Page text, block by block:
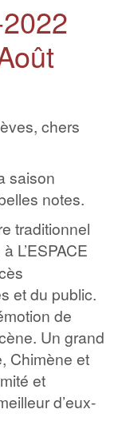
chers
saison
notes.
traditionnel
L’ESPACE
et du public.
de
Un grand
Chimène et
et
d’eux-